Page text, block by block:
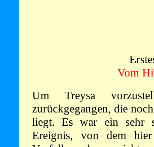
Vom
Um Treysa
zurückgegangen, die
liegt. Es war ein sehr
Ereignis, von dem